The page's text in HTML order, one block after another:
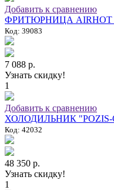
Добавить к сравнению
ФРИТЮРНИЦА AIRHOT
Код: 39083
7 088 р.
Узнать скидку!
1
Добавить к сравнению
ХОЛОДИЛЬНИК "POZIS-
Код: 42032
48 350 р.
Узнать скидку!
1